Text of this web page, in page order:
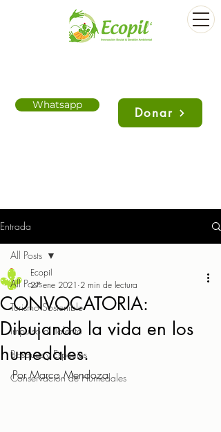
Whatsapp
Donar
Entrada
All Posts
Turismo Sostenible
Impulso al Talento
Bosques y Especies
Conservación de Humedales
All Posts
CONVOCATORIA:
Dibujando la vida en los
humedales.
Ecopil
27 ene 2021 2 min de lectura
Por Marco Mendoza